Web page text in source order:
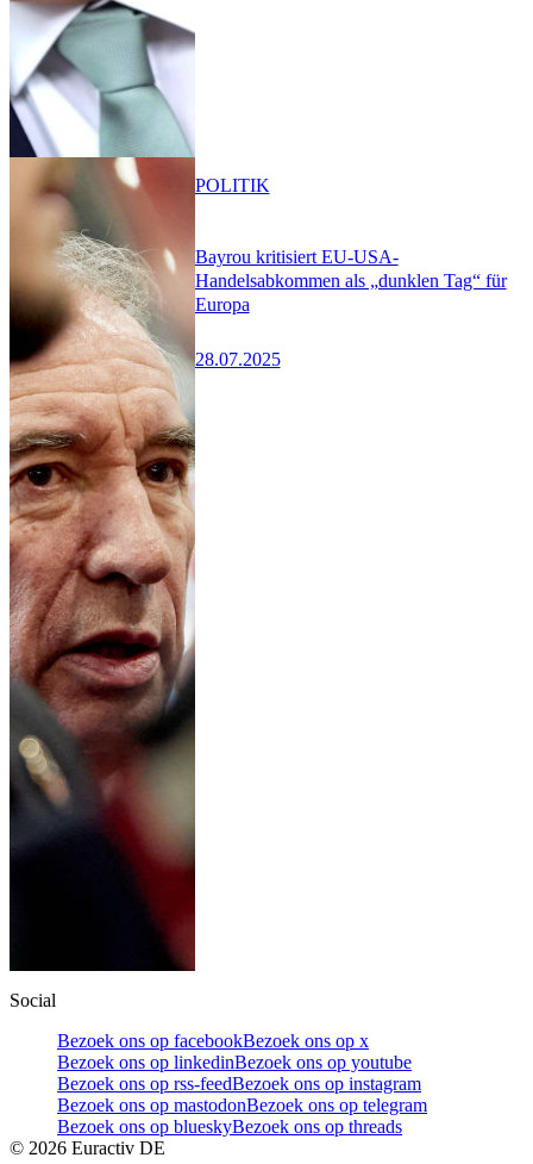
Bayrou kritisiert EU-USA-
Handelsabkommen als „dunklen Tag“ für
Europa
28.07.2025
POLITIK
Social
Bezoek ons op facebookBezoek ons op x
Bezoek ons op linkedinBezoek ons op youtube
Bezoek ons op rss-feedBezoek ons op instagram
Bezoek ons op mastodonBezoek ons op telegram
Bezoek ons op blueskyBezoek ons op threads
© 2026 Euractiv DE